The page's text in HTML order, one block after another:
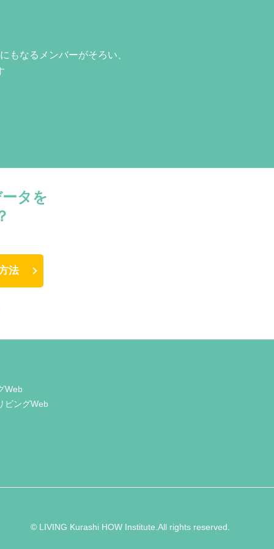
もなるメンバーがそろい、
タを
法
Web
ビングWeb
© LIVING Kurashi HOW Institute.All rights reserved.